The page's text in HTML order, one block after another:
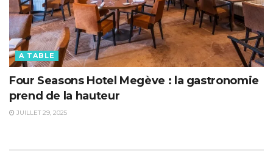
A TABLE
Four Seasons Hotel Megève : la gastronomie
prend de la hauteur
JUILLET 29, 2025